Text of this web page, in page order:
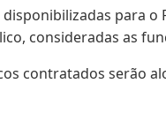
disponibilizadas para
consideradas as
contratados serão